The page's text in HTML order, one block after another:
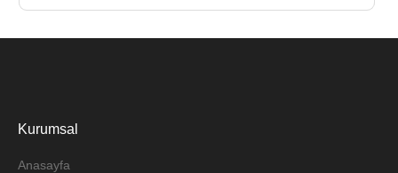
Kurumsal
Anasayfa